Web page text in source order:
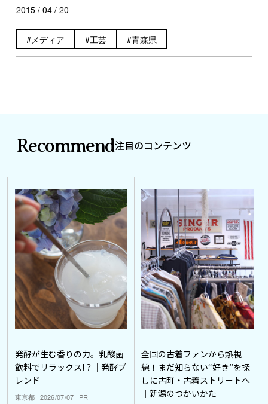
2015 / 04 / 20
メディア 工芸 青森県
Recommend注目のコンテンツ
発酵が生む香りの力。乳酸菌
飲料でリラックス!？｜発酵ブ
レンド
東京都 2026/07/07 PR
全国の古着ファンから熱視
線！まだ知らない“好き”を探
しに古町・古着ストリートへ
｜新潟のつかいかた